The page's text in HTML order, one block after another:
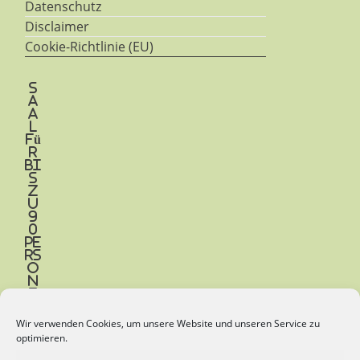
Wir verwenden Cookies, um unsere Website und unseren Service zu
optimieren.
Datenschutz
Disclaimer
Cookie-Richtlinie (EU)
S
a
a
l
fü
r
bi
s
z
u
9
0
Pe
rs
o
n
e
Be
t